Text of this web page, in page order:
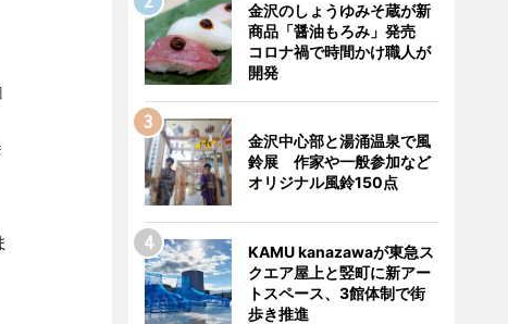
金沢のしょうゆみそ蔵が新
商品「醤油もろみ」発売
コロナ禍で時間かけ職人が
開発
金沢中心部と湯涌温泉で風
鈴展 作家や一般参加など
オリジナル風鈴150点
KAMU kanazawaが東急ス
クエア屋上と竪町に新アー
トスペース、3館体制で街
歩き推進